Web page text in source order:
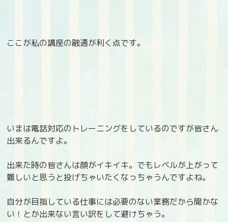
ここが私の講座の融通が利く点です。
いまは電話対応のトレーニングをしているのですが皆さん
出来るんですよ。
出来た時の皆さんは顔がイキイキ。でもレベルが上がって
難しいと思うと投げちゃいたくなっちゃうんですよね。
自分が目指している仕事には必要のない業務だから聞かな
い！とか出来ない言い訳をして避けちゃう。